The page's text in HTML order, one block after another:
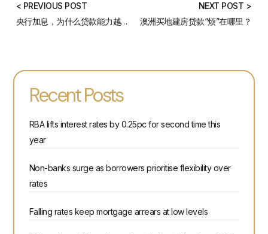
< PREVIOUS POST
央行加息，为什么贷款能力越来越弱？ 如何提升借贷能力？
NEXT POST >
澳洲买地建房贷款“烦”在哪里？
Recent Posts
RBA lifts interest rates by 0.25pc for second time this
year
Non-banks surge as borrowers prioritise flexibility over
rates
Falling rates keep mortgage arrears at low levels